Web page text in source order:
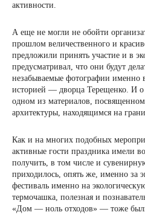
активности.
А еще не могли не обойти
прошлом величественного и
предложили принять участие и в
предусматривал, что они будут
незабываемые фотографии именно
историей — дворца Терещенко. И
одном из материалов,
архитектуры, находящимся на
Как и на многих подобных
активные гости праздника имели
получить, в том числе и
приходилось, опять же, именно за
фестиваль именно на
термочашка, полезная и
«Дом — ноль отходов» — тоже